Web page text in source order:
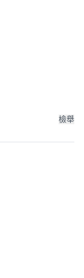
檢舉